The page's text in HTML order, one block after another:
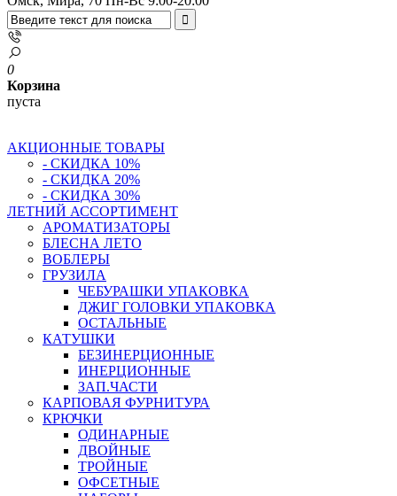
0
Корзина
пуста
АКЦИОННЫЕ ТОВАРЫ
- СКИДКА 10%
- СКИДКА 20%
- СКИДКА 30%
ЛЕТНИЙ АССОРТИМЕНТ
АРОМАТИЗАТОРЫ
БЛЕСНА ЛЕТО
ВОБЛЕРЫ
ГРУЗИЛА
ЧЕБУРАШКИ УПАКОВКА
ДЖИГ ГОЛОВКИ УПАКОВКА
ОСТАЛЬНЫЕ
КАТУШКИ
БЕЗИНЕРЦИОННЫЕ
ИНЕРЦИОННЫЕ
ЗАП.ЧАСТИ
КАРПОВАЯ ФУРНИТУРА
КРЮЧКИ
ОДИНАРНЫЕ
ДВОЙНЫЕ
ТРОЙНЫЕ
ОФСЕТНЫЕ